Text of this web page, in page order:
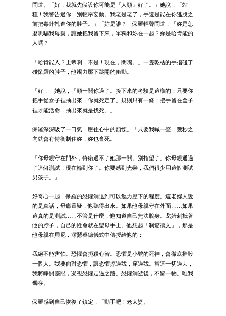
問道。「好，我就先假設你可能是『人類』好了。」她說，「站
穩！我警告過你，別輕舉妄動。我老是老了，手還是能在你逃脫之
前把毒針扎進你的脖子。」「妳是誰？」保羅輕聲問道，「妳是怎
麼哄騙我母親，讓她把我留下來，單獨和妳在一起？妳是哈肯能的
人嗎？」
「哈肯能人？上帝啊，不是！現在，閉嘴。」一隻乾枯的手指碰了
碰保羅的脖子，他竭力壓下跳開的衝動。
「好，」她說，「頭一關你過了。接下來的考驗是這樣的：只要你
把手從盒子裡抽出來，你就死定了。規則只有一條：把手留在盒子
裡才能活命，抽出來就是找死。」
保羅深深吸了一口氣，壓住心中的顫慄。「只要我喊一聲，幾秒之
內就會有侍衛制住妳，妳也會死。」
「你母親守在門外，侍衛過不了她那一關。別指望了。你母親通過
了這個測試，現在輪到你了。你要感到光榮，我們很少用這個測試
男孩子。」
好奇心一起，保羅的恐懼消退到可以勉力壓下的程度。這老婦人說
的是真話，毋庸置疑，他聽得出來。如果他母親守在外面……如果
這真的是測試……不管是什麼，他知道自己無法脫身。戈姆刺抵著
他的脖子，自己的性命就在聖母手上。他想起「制驚禱文」，那是
他母親在貝尼．潔瑟睿德儀式中傳授給他的：
我絕不能害怕。恐懼會扼殺心智。恐懼是小號的死神，會徹底摧毀
一個人。我要面對恐懼，讓恐懼掠過我，穿過我。當這一切過去，
我將睜開靈眼，凝視恐懼走過之路。恐懼消逝後，不留一物。唯我
獨存。
保羅感到自己恢復了鎮定，「動手吧！老太婆。」